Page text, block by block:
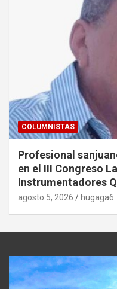
COLUMNISTAS
Profesional
en el III Congreso
Instrumentadores
agosto 5, 2026 hugaga6